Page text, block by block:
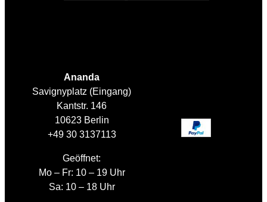
Ananda
Savignyplatz (Eingang)
Kantstr. 146
10623 Berlin
+49 30 3137113
Geöffnet:
Mo – Fr: 10 – 19 Uhr
Sa: 10 – 18 Uhr